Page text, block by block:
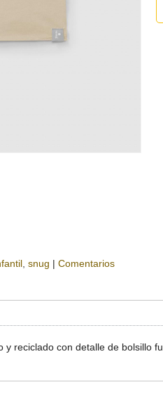
snug | Comentarios
y reciclado con detalle de bolsillo